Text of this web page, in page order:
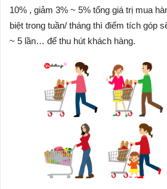
10% , giảm 3% ~ 5% tổng giá trị mua
biệt trong tuần/ tháng thì điểm tích góp
~ 5 lần… để thu hút khách hàng.